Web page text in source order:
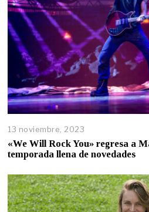
13 noviembre, 2023
«We Will Rock You» regresa a
temporada llena de novedades